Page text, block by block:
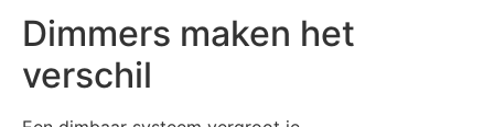
Dimmers maken het
verschil